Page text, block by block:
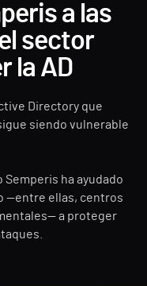
a las
sector
la AD
Directory que
siendo vulnerable
ha ayudado
—entre ellas, centros
a proteger